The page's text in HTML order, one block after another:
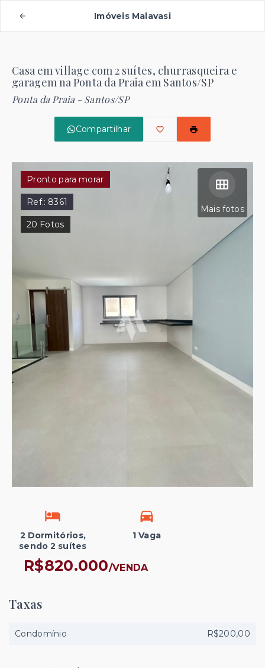
Imóveis Malavasi
Casa em village com 2 suítes, churrasqueira e
garagem na Ponta da Praia em Santos/SP
Ponta da Praia - Santos/SP
Compartilhar
Mais fotos
Pronto para morar
Ref.: 8361
20 Fotos
2 Dormitórios,
sendo 2 suítes
1 Vaga
R$820.000/VENDA
Taxas
Condomínio R$200,00